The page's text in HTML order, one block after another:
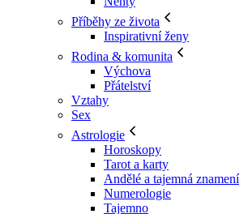
Příběhy ze života
Inspirativní ženy
Rodina & komunita
Výchova
Přátelství
Vztahy
Sex
Astrologie
Horoskopy
Tarot a karty
Andělé a tajemná znamení
Numerologie
Tajemno